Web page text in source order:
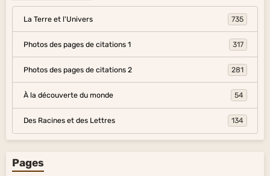
La Terre et l'Univers 735
Photos des pages de citations 1 317
Photos des pages de citations 2 281
À la découverte du monde 54
Des Racines et des Lettres 134
Pages